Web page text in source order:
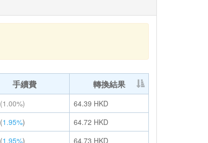
手續費 轉換結果
(1.00%) 64.39 HKD
(1.95%) 64.72 HKD
(1.95%) 64.73 HKD